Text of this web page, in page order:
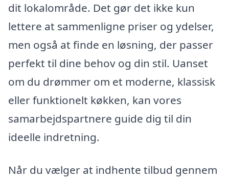
dit lokalområde. Det gør det ikke kun
lettere at sammenligne priser og ydelser,
men også at finde en løsning, der passer
perfekt til dine behov og din stil. Uanset
om du drømmer om et moderne, klassisk
eller funktionelt køkken, kan vores
samarbejdspartnere guide dig til din
ideelle indretning.
Når du vælger at indhente tilbud gennem